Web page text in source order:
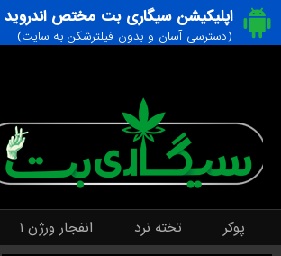
اپلیکیشن سیگاری بت مختص اندروید
(دسترسی آسان و بدون فیلترشکن به سایت)
پوکر تخته نرد انفجار ورژن ۱